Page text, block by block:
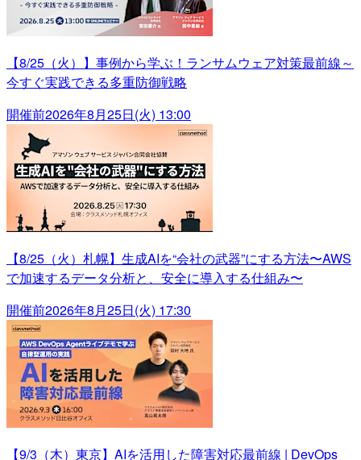
【8/25（火）】事例から学ぶ！ランサムウェア対策最前線～
今すぐ実践できる多重防御戦略
開催前2026年8月25日(火) 13:00
【8/25（火）札幌】生成AIを“会社の武器”にする方法〜AWS
で加速するデータ分析と、安全に導入する仕組み〜
開催前2026年8月25日(火) 17:30
【9/3（木）東京】AIを活用した障害対応最前線 | DevOps